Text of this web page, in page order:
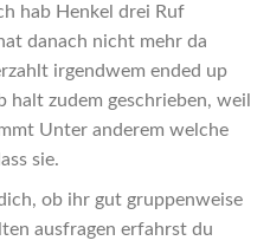
hab Henkel drei Ruf
danach nicht mehr da
irgendwem ended up
halt zudem geschrieben, weil
Unter anderem welche
sie.
ob ihr gut gruppenweise
ausfragen erfahrst du